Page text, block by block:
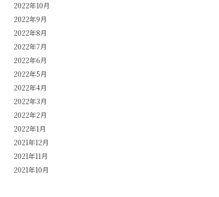
2022年10月
2022年9月
2022年8月
2022年7月
2022年6月
2022年5月
2022年4月
2022年3月
2022年2月
2022年1月
2021年12月
2021年11月
2021年10月